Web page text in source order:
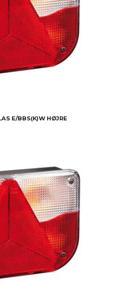
E/BBS(K)W HØJRE